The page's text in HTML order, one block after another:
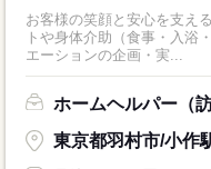
お客様の笑顔と安心を支え
トや身体介助（食事・入浴
エーションの企画・実...
ホームヘルパー（
東京都羽村市/小作